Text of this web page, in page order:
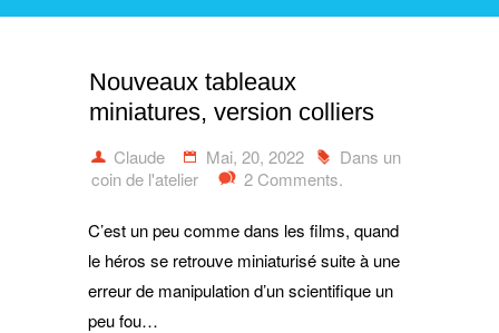
Nouveaux tableaux
miniatures, version colliers
Claude Mai, 20, 2022
Dans un
coin de l'atelier
2 Comments.
C’est un peu comme dans les films, quand
le héros se retrouve miniaturisé suite à une
erreur de manipulation d’un scientifique un
peu fou…